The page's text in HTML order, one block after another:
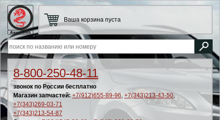
8-800-250-48-11
звонок по России бесплатно
Магазин запчастей: +7(912)655-89-96, +7(343)213-43-50,
+7(343)269-03-71
+7(343)213-54-87
Ваша корзина пуста